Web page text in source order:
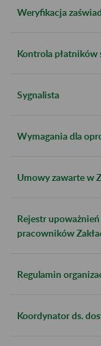
Weryfikacja
Kontrola płatników
Sygnalista
Wymagania dla
Umowy zawarte w
Rejestr
pracowników
Regulamin
Koordynator ds.